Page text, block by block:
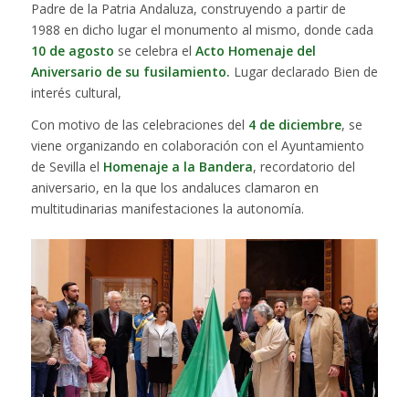
Padre de la Patria Andaluza, construyendo a partir de
1988 en dicho lugar el monumento al mismo, donde cada
10 de agosto se celebra el Acto Homenaje del
Aniversario de su fusilamiento. Lugar declarado Bien de
interés cultural,
Con motivo de las celebraciones del 4 de diciembre, se
viene organizando en colaboración con el Ayuntamiento
de Sevilla el Homenaje a la Bandera, recordatorio del
aniversario, en la que los andaluces clamaron en
multitudinarias manifestaciones la autonomía.